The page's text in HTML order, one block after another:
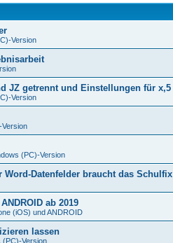
Version
JZ getrennt und Einstellungen für x,5
Version
(PC)-Version
Datenfelder braucht das Schulfix
ab 2019
(iOS) und ANDROID
lassen
(PC)-Version